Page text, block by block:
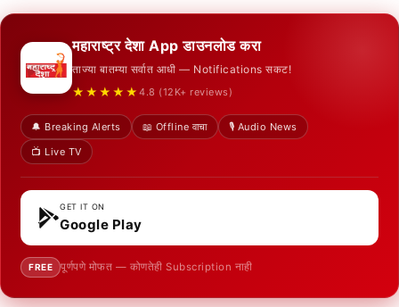
महाराष्ट्र देशा App डाउनलोड करा
ताज्या बातम्या सर्वात आधी — Notifications सकट!
★★★★★ 4.8 (12K+ reviews)
🔔 Breaking Alerts 📖 Offline वाचा
🎙️ Audio News
📺 Live TV
GET IT ON
Google Play
FREE पूर्णपणे मोफत — कोणतेही Subscription नाही